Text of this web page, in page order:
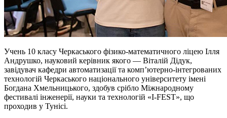
Учень 10 класу Черкаського фізико-математичного ліцею Ілля
Андрушко, науковий керівник якого — Віталій Дідук,
завідувач кафедри автоматизації та комп’ютерно-інтегрованих
технологій Черкаського національного університету імені
Богдана Хмельницького, здобув срібло Міжнародному
фестивалі інженерії, науки та технологій «I-FEST», що
проходив у Тунісі.